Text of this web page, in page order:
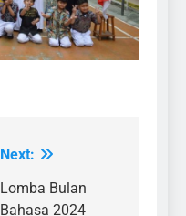
Next:
Lomba Bulan
Bahasa 2024